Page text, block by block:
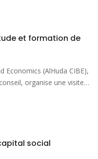
et formation de
Economics (AlHuda CIBE),
organise une visite…
social